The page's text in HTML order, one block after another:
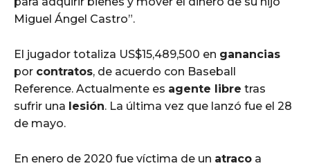
Miguel Ángel Castro”.
El jugador totaliza US$15,489,500 en ganancias
por contratos, de acuerdo con Baseball
Reference. Actualmente es agente libre tras
sufrir una lesión. La última vez que lanzó fue el 28
de mayo.
En enero de 2020 fue víctima de un atraco a